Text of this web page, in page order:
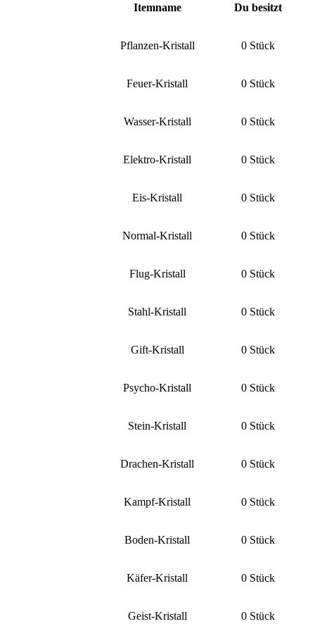
Itemname Du besitzt
Pflanzen-Kristall 0 Stück
Feuer-Kristall 0 Stück
Wasser-Kristall 0 Stück
Elektro-Kristall 0 Stück
Eis-Kristall 0 Stück
Normal-Kristall 0 Stück
Flug-Kristall 0 Stück
Stahl-Kristall 0 Stück
Gift-Kristall 0 Stück
Psycho-Kristall 0 Stück
Stein-Kristall 0 Stück
Drachen-Kristall 0 Stück
Kampf-Kristall 0 Stück
Boden-Kristall 0 Stück
Käfer-Kristall 0 Stück
Geist-Kristall 0 Stück